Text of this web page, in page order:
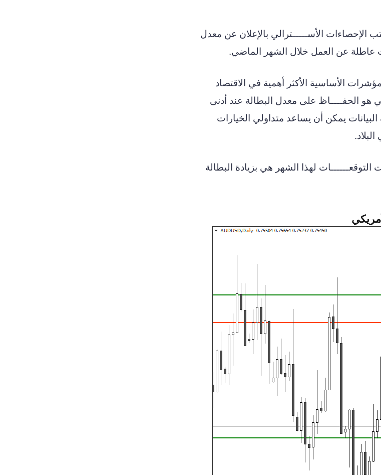
، قام مكتب الإحصاءات الأســـــترالي بالإعلان عن معدل
عاطلة عن العمل خلال الشهر الماضي.
الأساسية الأكثر أهمية في الاقتصاد
هو الحفــــاظ على معدل البطالة عند أدنى
يمكن أن يساعد متداولي الخيارات
جاء معدل البطالة في أستراليا عند 5,6٪ وكانت التوقعــــــات لهذا الشهر هي بزيادة البطالة